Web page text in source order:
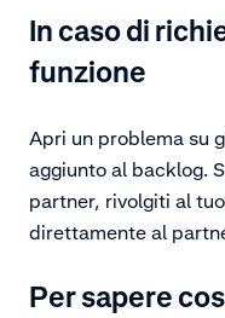
In caso di
funzione
Apri un problema su
aggiunto al backlog.
partner, rivolgiti al
direttamente al
Per sapere